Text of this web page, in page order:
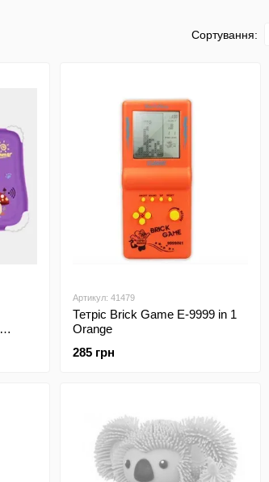
Сортування:
Артикул: 41479
Тетріс Brick Game E-9999 in 1
Orange
285 грн